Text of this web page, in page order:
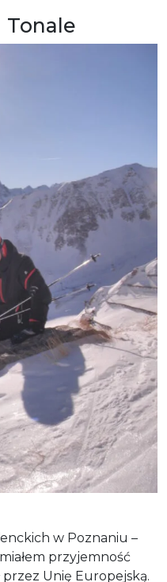
Tonale
w Poznaniu –
przyjemność
Unię Europejską.